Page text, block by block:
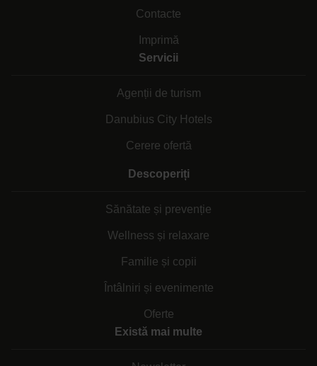
Contacte
Imprimă
Servicii
Agenții de turism
Danubius City Hotels
Cerere ofertă
Descoperiți
Sănătate și prevenție
Wellness și relaxare
Familie și copii
Întâlniri și evenimente
Oferte
Există mai multe